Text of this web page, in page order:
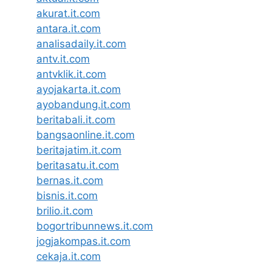
akurat.it.com
antara.it.com
analisadaily.it.com
antv.it.com
antvklik.it.com
ayojakarta.it.com
ayobandung.it.com
beritabali.it.com
bangsaonline.it.com
beritajatim.it.com
beritasatu.it.com
bernas.it.com
bisnis.it.com
brilio.it.com
bogortribunnews.it.com
jogjakompas.it.com
cekaja.it.com